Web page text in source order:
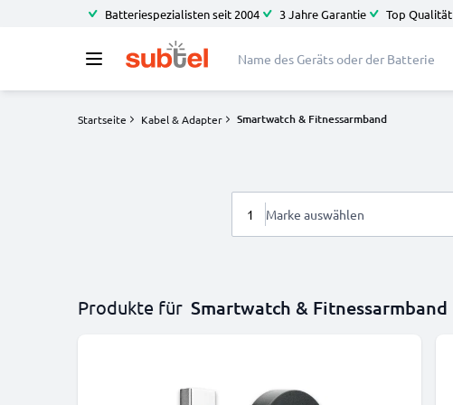
Batteriespezialisten seit 2004 3 Jahre Garantie Top Qualität
Startseite Kabel & Adapter Smartwatch & Fitnessarmband
1 Marke auswählen
Produkte für Smartwatch & Fitnessarmband